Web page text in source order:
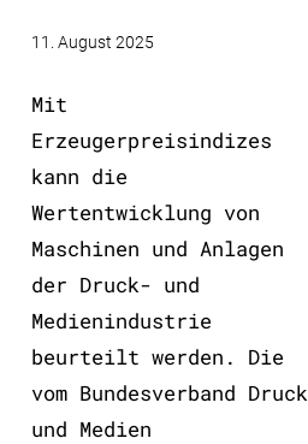
11. August 2025
Mit
Erzeugerpreisindizes
kann die
Wertentwicklung von
Maschinen und Anlagen
der Druck- und
Medienindustrie
beurteilt werden. Die
vom Bundesverband Druck
und Medien